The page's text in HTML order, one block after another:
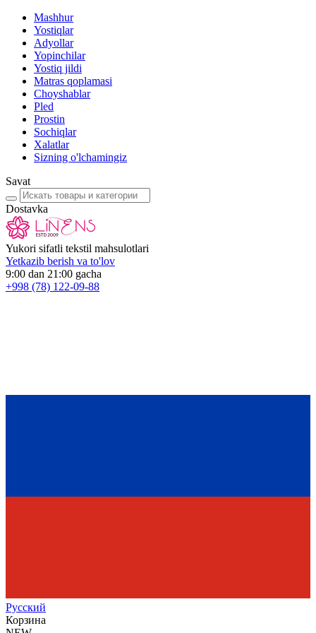
Mashhur
Yostiqlar
Adyollar
Yopinchilar
Yostiq jildi
Matras qoplamasi
Choyshablar
Pled
Prostin
Sochiqlar
Xalatlar
Sizning o'lchamingiz
Savat
Dostavka
Yukori sifatli tekstil mahsulotlari
Yetkazib berish va to'lov
9:00 dan 21:00 gacha
+998 (78) 122-09-88
Русский
Корзина